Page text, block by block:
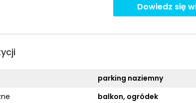
Dowiedz się
parking naziemny
balkon, ogródek